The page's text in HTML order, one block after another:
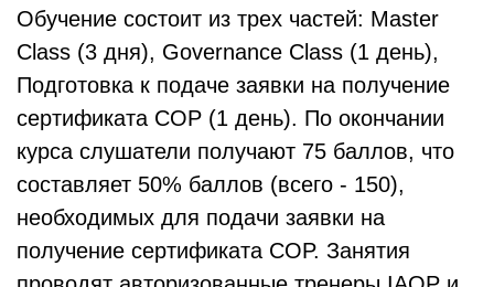
Обучение состоит из трех частей: Master
Class (3 дня), Governance Class (1 день),
Подготовка к подаче заявки на получение
сертификата COP (1 день). По окончании
курса слушатели получают 75 баллов, что
составляет 50% баллов (всего - 150),
необходимых для подачи заявки на
получение сертификата COP. Занятия